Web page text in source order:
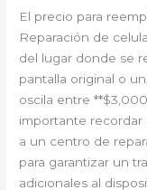
El precio para
Reparación de
del lugar donde se
pantalla original o
oscila entre
importante
a un centro de
para garantizar un
adicionales al